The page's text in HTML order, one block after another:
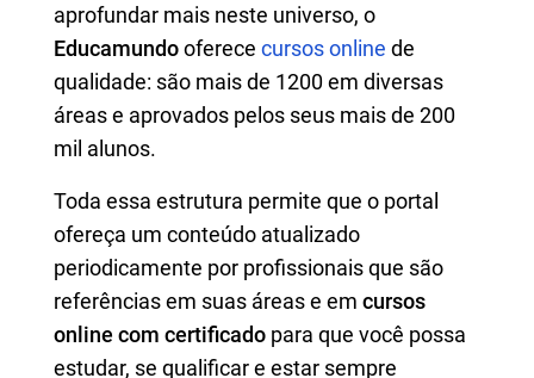
aprofundar mais neste universo, o
Educamundooferece cursos online de
qualidade: são mais de 1200 em diversas
áreas e aprovados pelos seus mais de 200
mil alunos.
Toda essa estrutura permite que o portal
ofereça um conteúdo atualizado
periodicamente por profissionais que são
referências em suas áreas e em cursos
online com certificado para que você possa
estudar, se qualificar e estar sempre